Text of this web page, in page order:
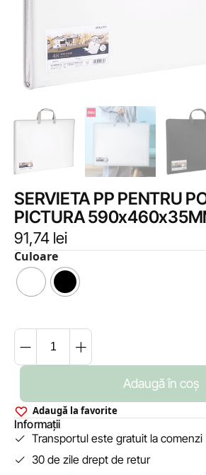
SERVIETA PP PENTRU
PICTURA
91,74 lei
Culoare
Adaugă în coș
Adaugă la favorite
Informații
Transportul este gratuit la comenzi
30 de zile drept de retur